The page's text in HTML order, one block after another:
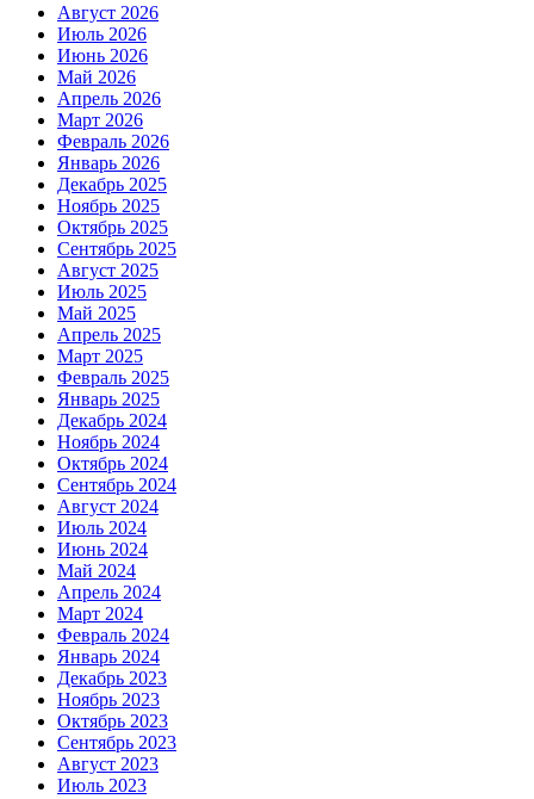
Август 2026
Июль 2026
Июнь 2026
Май 2026
Апрель 2026
Март 2026
Февраль 2026
Январь 2026
Декабрь 2025
Ноябрь 2025
Октябрь 2025
Сентябрь 2025
Август 2025
Июль 2025
Май 2025
Апрель 2025
Март 2025
Февраль 2025
Январь 2025
Декабрь 2024
Ноябрь 2024
Октябрь 2024
Сентябрь 2024
Август 2024
Июль 2024
Июнь 2024
Май 2024
Апрель 2024
Март 2024
Февраль 2024
Январь 2024
Декабрь 2023
Ноябрь 2023
Октябрь 2023
Сентябрь 2023
Август 2023
Июль 2023